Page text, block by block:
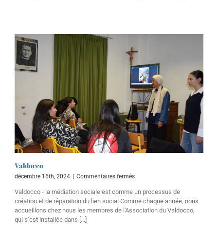
Valdocco
décembre 16th, 2024 Commentaires ferméssur
Valdocco - la médiation sociale est comme un processus de
création et de réparation du lien social Comme chaque année, nous
accueillons chez nous les membres de l'Association du Valdocco,
qui s’est installée dans [...]